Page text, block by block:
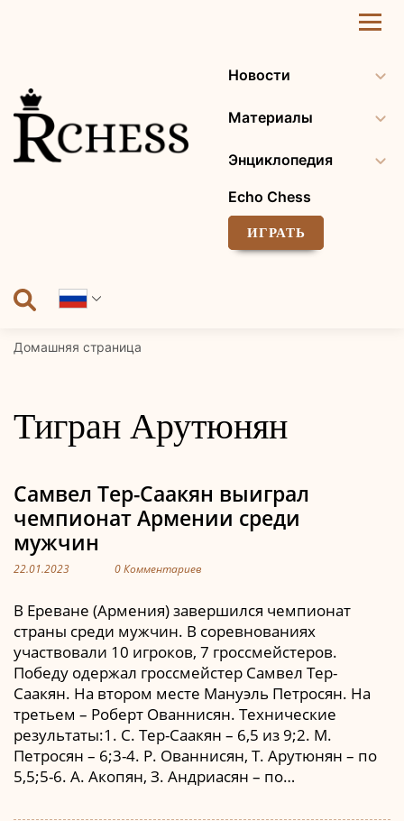
Новости
Материалы
Энциклопедия
Echo Chess
ИГРАТЬ
Домашняя страница
Тигран Арутюнян
Самвел Тер-Саакян выиграл
чемпионат Армении среди
мужчин
22.01.2023 0 Комментариев
В Ереване (Армения) завершился чемпионат
страны среди мужчин. В соревнованиях
участвовали 10 игроков, 7 гроссмейстеров.
Победу одержал гроссмейстер Самвел Тер-
Саакян. На втором месте Мануэль Петросян. На
третьем – Роберт Ованнисян. Технические
результаты:1. С. Тер-Саакян – 6,5 из 9;2. М.
Петросян – 6;3-4. Р. Ованнисян, Т. Арутюнян – по
5,5;5-6. А. Акопян, З. Андриасян – по…